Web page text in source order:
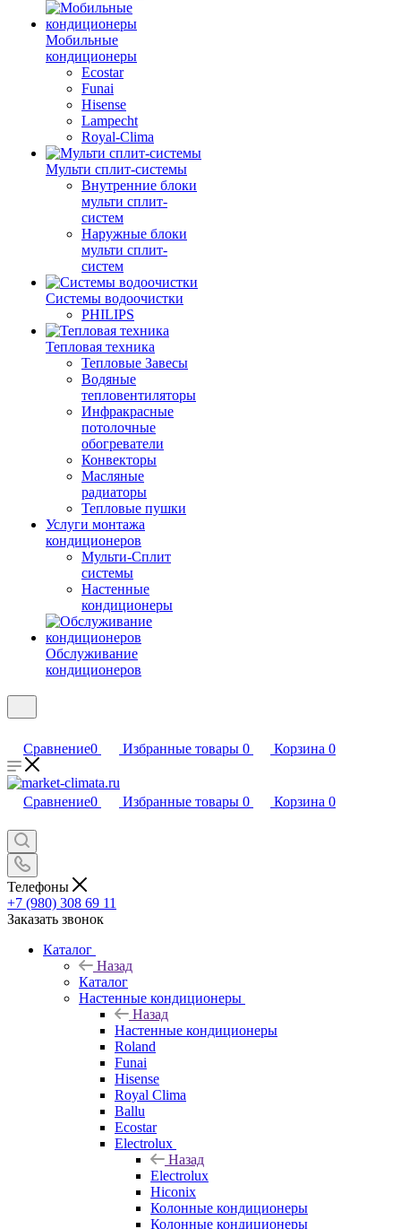
Мобильные
кондиционеры
Ecostar
Funai
Hisense
Lampecht
Royal-Clima
Мульти сплит-системы
Внутренние блоки
мульти сплит-
систем
Наружные блоки
мульти сплит-
систем
Системы водоочистки
PHILIPS
Тепловая техника
Тепловые Завесы
Водяные
тепловентиляторы
Инфракрасные
потолочные
обогреватели
Конвекторы
Масляные
радиаторы
Тепловые пушки
Услуги монтажа
кондиционеров
Мульти-Сплит
системы
Настенные
кондиционеры
Обслуживание
кондиционеров
Сравнение0 Избранные товары 0 Корзина 0
Сравнение0 Избранные товары 0 Корзина 0
Телефоны
+7 (980) 308 69 11
Заказать звонок
Каталог
Назад
Каталог
Настенные кондиционеры
Назад
Настенные кондиционеры
Roland
Funai
Hisense
Royal Clima
Ballu
Ecostar
Electrolux
Назад
Electrolux
Hiconix
Колонные кондиционеры
Колонные кондиционеры